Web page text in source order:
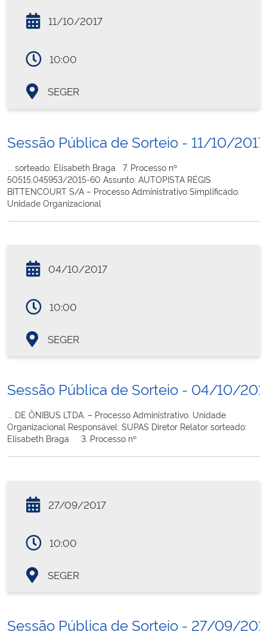
11/10/2017
10:00
SEGER
Sessão Pública de Sorteio - 11/10/2017
... sorteado: Elisabeth Braga 7. Processo nº
50515.045953/2015-60 Assunto: AUTOPISTA RÉGIS
BITTENCOURT S/A – Processo Administrativo Simplificado.
Unidade Organizacional
04/10/2017
10:00
SEGER
Sessão Pública de Sorteio - 04/10/
... DE ÔNIBUS LTDA. – Processo Administrativo. Unidade
Organizacional Responsável: SUPAS Diretor Relator sorteado:
Elisabeth Braga 3. Processo nº
27/09/2017
10:00
SEGER
Sessão Pública de Sorteio - 27/09/